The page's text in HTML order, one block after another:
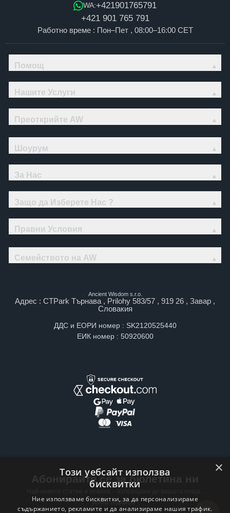
WA:+421901765791
+421 901 765 791
Работно време : Пон–Пет , 08:00–16:00 CET
Помощ
Нашите Услуги
Преоткрийте AW
Шоурум
За Нас
Защо да Изберете Нас ?
Правни Условия
Семейството на AW
Ancient Wisdom s.r.o.
Адрес : CTPark Търнава , Prilohy 583/57 , 919 26 , Завар ,
Словакия
ДДС и ЕОРИ номер : SK2120525440
ЕИК номер : 50920600
Абонирайте се за бюлетина ни
всяка седмица .
×
Този уебсайт използва
бисквитки
Ние използваме бисквитки, за да персонализираме
съдържанието, рекламите и да анализираме нашия трафик.